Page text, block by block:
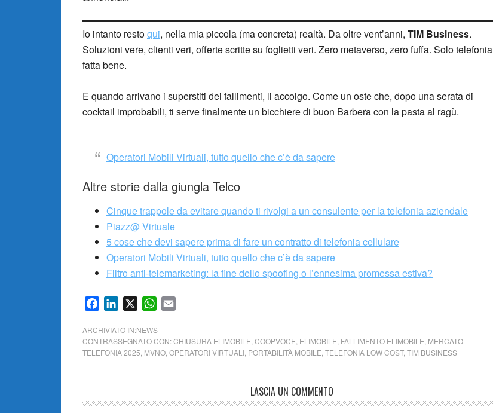
Io intanto restoqui, nella mia piccola (ma concreta) realtà. Da oltre vent’anni, TIM Business.
Soluzioni vere, clienti veri, offerte scritte su foglietti veri. Zero metaverso, zero fuffa. Solo telefonia
fatta bene.
E quando arrivano i superstiti dei fallimenti, li accolgo. Come un oste che, dopo una serata di
cocktail improbabili, ti serve finalmente un bicchiere di buon Barbera con la pasta al ragù.
Operatori Mobili Virtuali, tutto quello che c’è da sapere
Altre storie dalla giungla Telco
Cinque trappole da evitare quando ti rivolgi a un consulente per la telefonia aziendale
Piazz@ Virtuale
5 cose che devi sapere prima di fare un contratto di telefonia cellulare
Operatori Mobili Virtuali, tutto quello che c’è da sapere
Filtro anti-telemarketing: la fine dello spoofing o l’ennesima promessa estiva?
FacebookLinkedIn WhatsApp
ARCHIVIATO IN:NEWS
CONTRASSEGNATO CON:CHIUSURA ELIMOBILE COOPVOCE ELIMOBILE FALLIMENTO ELIMOBILE MERCATO
TELEFONIA 2025 MVNO OPERATORI VIRTUALI PORTABILITÀ MOBILE TELEFONIA LOW COST, TIM BUSINESS
LASCIA UN COMMENTO